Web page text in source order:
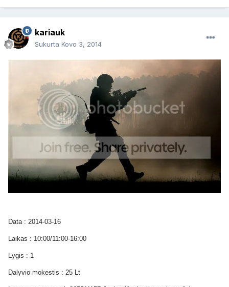
kariauk
Sukurta Kovo 3, 2014
Data : 2014-03-16
Laikas : 10:00/11:00-16:00
Lygis : 1
Dalyvio mokestis : 25 Lt